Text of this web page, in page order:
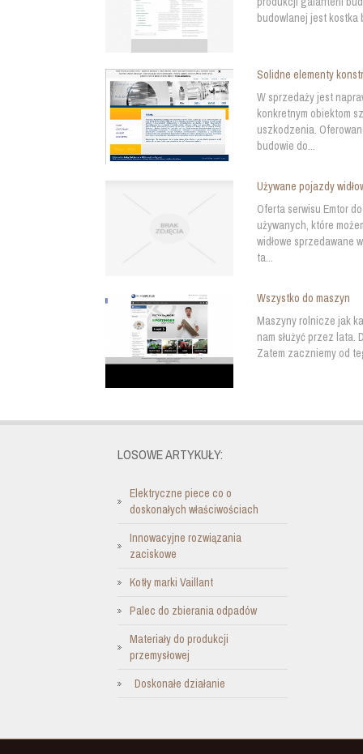
budowlanej jest kostka
Solidne elementy
W sprzedaży jest
konkretnym obiektom
uszkodzenia.
budowie do...
Używane pojazdy
Oferta serwisu Emtor
używanych, które
widłowe sprzedawane
ta...
Wszystko do maszyn
Maszyny rolnicze jak
nam służyć przez lata.
Zatem zaczniemy od
LOSOWE ARTYKUŁY:
Elektryczne piece co o
doskonałych właściwościach
Innowacyjne rozwiązania
zaciskowe
Kotły marki Vaillant
Palec do zbierania odpadów
Materiały do produkcji
przemysłowej
Doskonałe działanie